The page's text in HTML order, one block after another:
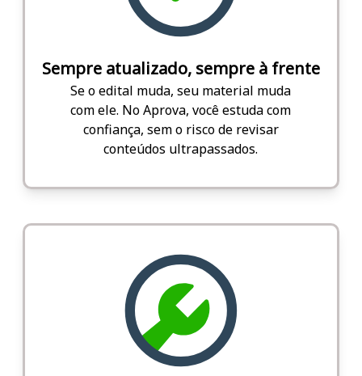
Sempre atualizado, sempre à frente
Se o edital muda, seu material muda
com ele. No Aprova, você estuda com
confiança, sem o risco de revisar
conteúdos ultrapassados.